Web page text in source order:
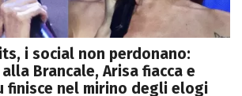
i social non perdonano:
Brancale, Arisa fiacca e
finisce nel mirino degli elogi